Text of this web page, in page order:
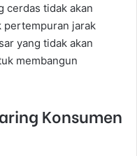
cerdas tidak akan
pertempuran jarak
yang tidak akan
membangun
Konsumen